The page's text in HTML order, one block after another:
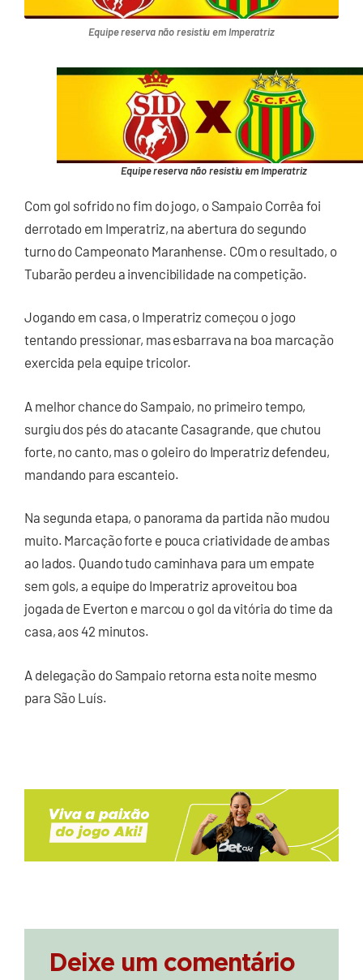
Equipe reserva não resistiu em Imperatriz
Equipe reserva não resistiu em Imperatriz
Com gol sofrido no fim do jogo, o Sampaio Corrêa foi
derrotado em Imperatriz, na abertura do segundo
turno do Campeonato Maranhense. COm o resultado, o
Tubarão perdeu a invencibilidade na competição.
Jogando em casa, o Imperatriz começou o jogo
tentando pressionar, mas esbarrava na boa marcação
exercida pela equipe tricolor.
A melhor chance do Sampaio, no primeiro tempo,
surgiu dos pés do atacante Casagrande, que chutou
forte, no canto, mas o goleiro do Imperatriz defendeu,
mandando para escanteio.
Na segunda etapa, o panorama da partida não mudou
muito. Marcação forte e pouca criatividade de ambas
ao lados. Quando tudo caminhava para um empate
sem gols, a equipe do Imperatriz aproveitou boa
jogada de Everton e marcou o gol da vitória do time da
casa, aos 42 minutos.
A delegação do Sampaio retorna esta noite mesmo
para São Luís.
Deixe um comentário